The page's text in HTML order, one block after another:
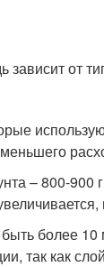
от
– 800-
более
так как